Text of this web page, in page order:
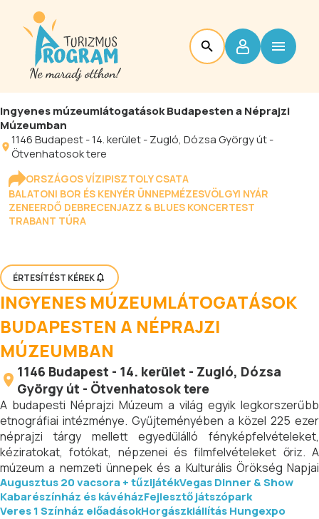
Ingyenes múzeumlátogatások Budapesten a Néprajzi
Múzeumban
1146Budapest-14. kerület - Zugló, Dózsa György út -
Ötvenhatosok tere
ORSZÁGOS VÍZIPISZTOLY CSATA
BALATONI BOR ÉS KENYÉR ÜNNEPMÉZESVÖLGYI NYÁR
ZENEERDŐ DEBRECENJAZZ & BLUES KONCERTEST
TRABANT TÚRA
ÉRTESÍTÉST KÉREK
INGYENES MÚZEUMLÁTOGATÁSOK
BUDAPESTEN A NÉPRAJZI
MÚZEUMBAN
1146 Budapest - 14. kerület - Zugló, Dózsa
György út - Ötvenhatosok tere
A budapesti Néprajzi Múzeum a világ egyik legkorszerűbb
etnográfiai intézménye. Gyűjteményében a közel 225 ezer
néprajzi tárgy mellett egyedülálló fényképfelvételeket,
kéziratokat, fotókat, népzenei és filmfelvételeket őriz. A
múzeum a nemzeti ünnepek és a Kulturális Örökség Napjai
alkalmából ingyenesen látogatható.
Augusztus 20 vacsora + tűzijátékVegas Dinner & Show
Kabarészínház és kávéházFejlesztő játszópark
Veres 1 Színház előadásokHorgászkiállítás Hungexpo